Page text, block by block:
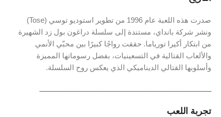
صدرت هذه اللعبة عام 1996 من تطوير استوديو توسي (Tose)
ونشر شركة بانداي، مستندة إلى سلسلة دراغون بول زد الشهيرة
من ابتكار أكيرا تورياما. حققت رواجًا كبيرًا بين محبّي الأنمي
والألعاب القتالية في التسعينيات، بفضل رسوماتها المميزة
وأسلوبها القتالي الديناميكي الذي يعكس روح السلسلة.
ـــــــــــــــــــــــــــــــــــــــــــــــــــــــــــــــــــــــــــــــــــــــ
تجربة اللعب